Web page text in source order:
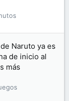
Naruto ya es
de inicio al
más